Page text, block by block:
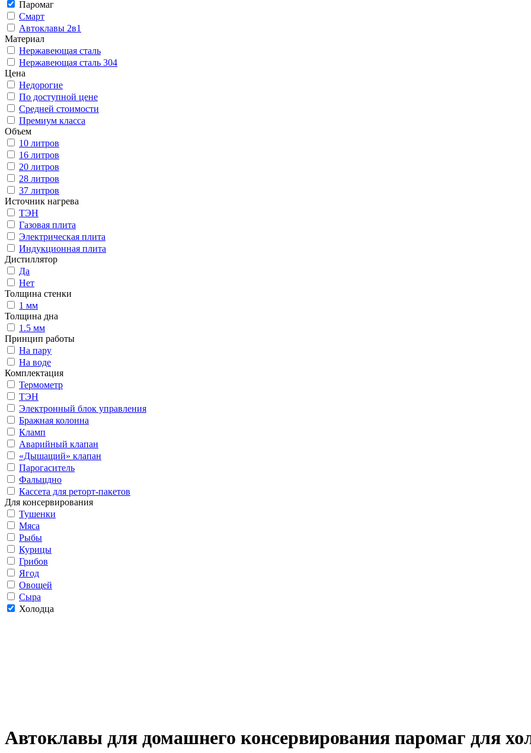
Паромаг
Смарт
Автоклавы 2в1
Материал
Нержавеющая сталь
Нержавеющая сталь 304
Цена
Недорогие
По доступной цене
Средней стоимости
Премиум класса
Объем
10 литров
16 литров
20 литров
28 литров
37 литров
Источник нагрева
ТЭН
Газовая плита
Электрическая плита
Индукционная плита
Дистиллятор
Да
Нет
Толщина стенки
1 мм
Толщина дна
1.5 мм
Принцип работы
На пару
На воде
Комплектация
Термометр
ТЭН
Электронный блок управления
Бражная колонна
Кламп
Аварийный клапан
«Дышащий» клапан
Парогаситель
Фальшдно
Кассета для реторт-пакетов
Для консервирования
Тушенки
Мяса
Рыбы
Курицы
Грибов
Ягод
Овощей
Сыра
Холодца
Автоклавы для домашнего консервирования паромаг для